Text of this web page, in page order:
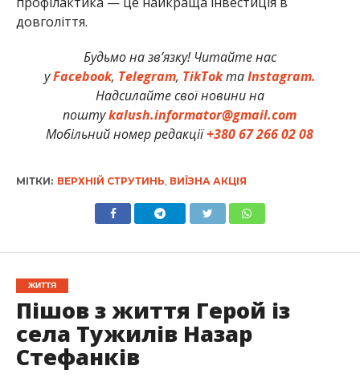
довголіття.
Будьмо на зв’язку! Читайте нас
уFacebook, Telegram, TikTokтаInstagram.
Надсилайте свої новини на
поштуkalush.informator@gmail.com
Мобільний номер редакції+380 67 266 02 08
МІТКИ: ВЕРХНІЙ СТРУТИНЬ ВИЇЗНА АКЦІЯ
ЖИТТЯ
Пішов з життя Герой із
села Тужилів Назар
Стефанків